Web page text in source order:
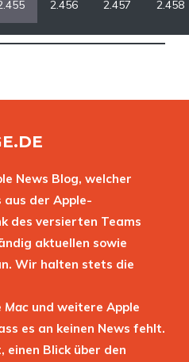
2.456 2.457 2.458
News Blog, welcher
der Apple-
des versierten Teams
aktuellen sowie
Wir halten stets die
Mac und weitere Apple
es an keinen News fehlt.
einen Blick über den